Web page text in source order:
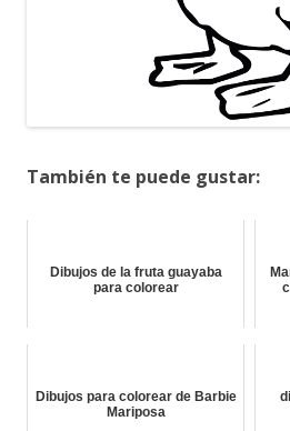
También te puede gustar:
Dibujos de la fruta guayaba
para colorear
Dibujos para colorear de Barbie
Mariposa